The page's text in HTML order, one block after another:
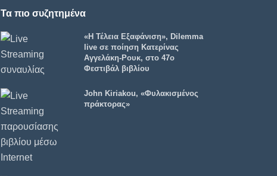
Τα πιο συζητημένα
«Η Τέλεια Εξαφάνιση», Dilemma
live σε ποίηση Κατερίνας
Αγγελάκη-Ρουκ, στο 47ο
Φεστιβάλ βιβλίου
John Kiriakou, «Φυλακισμένος
πράκτορας»